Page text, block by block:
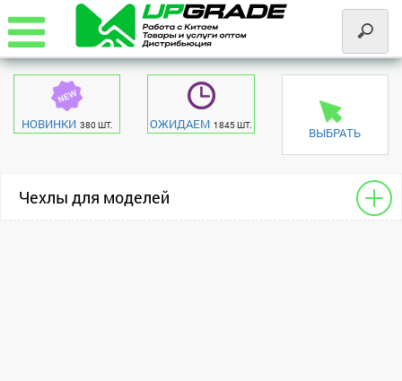
НОВИНКИ 380 ШТ. ОЖИДАЕМ 1845 ШТ. ВЫБРАТЬ
Чехлы для моделей